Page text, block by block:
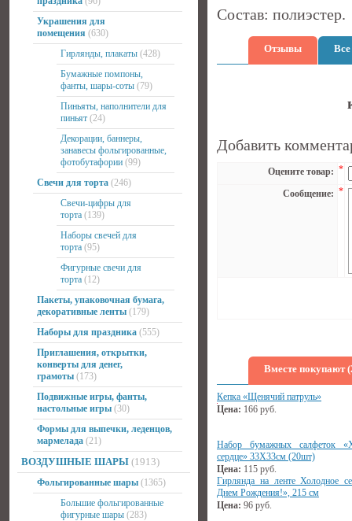
Украшения для
помещения (630)
Гирлянды, плакаты (428)
Бумажные помпоны,
фанты, шары-соты (79)
Пиньяты, наполнители для
пиньят (24)
Декорации, баннеры,
занавесы фольгированные,
фотобутафории (99)
Свечи для торта (246)
Свечи-цифры для
торта (139)
Наборы свечей для
торта (95)
Фигурные свечи для
торта (12)
Пакеты, упаковочная бумага,
декоративные ленты (179)
Наборы для праздника (555)
Приглашения, открытки,
конверты для денег,
грамоты (173)
Подвижные игры, фанты,
настольные игры (30)
Формы для выпечки, леденцов,
мармелада (21)
ВОЗДУШНЫЕ ШАРЫ (1913)
Фольгированные шары (1365)
Большие фольгированные
фигурные шары (283)
Состав: полиэстер.
Отзывы
Добавить
Оцените товар: *
Сообщение: *
Вместе покупают
Кепка «Щенячий патруль»
Цена: 166 руб.
Набор бумажных салфеток
сердце» 33Х33см (20шт)
Цена: 115 руб.
Гирлянда на ленте Холодное
Днем Рождения!», 215 см
Цена: 96 руб.